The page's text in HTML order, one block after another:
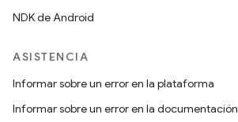
NDK de Android
ASISTENCIA
Informar sobre un error en la plataforma
Informar sobre un error en la documentación